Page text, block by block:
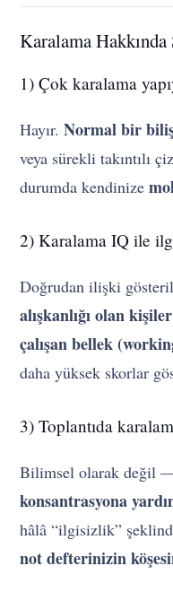
Karalama
1) Çok karalama
Hayır.Normal bir
veya sürekli takıntılı
durumda kendinize
2) Karalama IQ ile
Doğrudan ilişki
alışkanlığı olan kişiler
çalışan bellek
daha yüksek skorlar
3) Toplantıda
Bilimsel olarak değil
konsantrasyona
hâlâ “ilgisizlik”
not defterinizin